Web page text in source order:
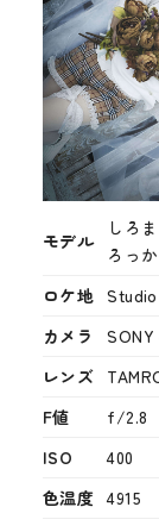
モデル
しろ
ろっ
ロケ地
カメラ
レンズ
F値
f/2.8
ISO
400
色温度 4915